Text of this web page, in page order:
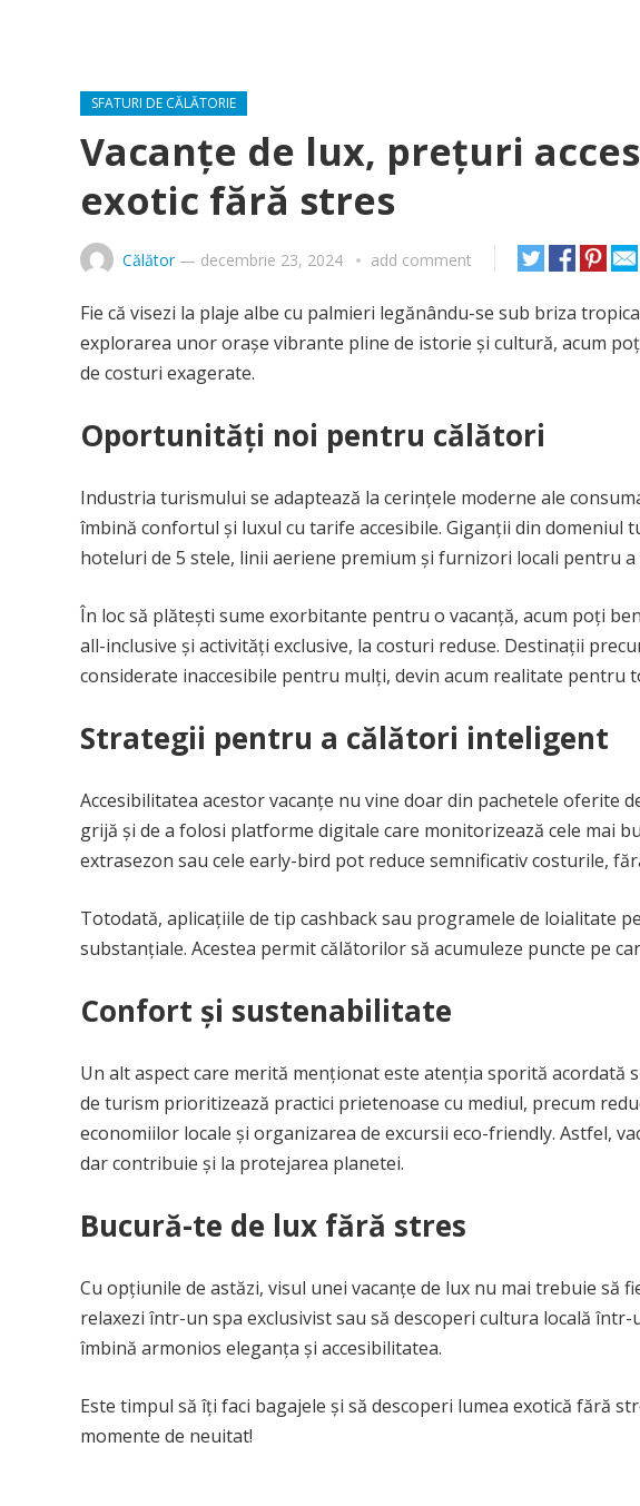
SFATURI DE CĂLĂTORIE
Vacanțe de lux, prețuri
exotic fără stres
Călător— decembrie 23, 2024 add comment
Fie că visezi la plaje albe cu palmieri legănându-se sub briza
explorarea unor orașe vibrante pline de istorie și cultură, acum
de costuri exagerate.
Oportunități noi pentru călători
Industria turismului se adaptează la cerințele moderne ale
îmbină confortul și luxul cu tarife accesibile. Giganții din domeniul
hoteluri de 5 stele, linii aeriene premium și furnizori locali pentru
În loc să plătești sume exorbitante pentru o vacanță, acum poți
all-inclusive și activități exclusive, la costuri reduse. Destinații
considerate inaccesibile pentru mulți, devin acum realitate pentru
Strategii pentru a călători inteligent
Accesibilitatea acestor vacanțe nu vine doar din pachetele oferite
grijă și de a folosi platforme digitale care monitorizează cele mai
extrasezon sau cele early-bird pot reduce semnificativ costurile,
Totodată, aplicațiile de tip cashback sau programele de loialitate
substanțiale. Acestea permit călătorilor să acumuleze puncte pe
Confort și sustenabilitate
Un alt aspect care merită menționat este atenția sporită
de turism prioritizează practici prietenoase cu mediul, precum
economiilor locale și organizarea de excursii eco-friendly. Astfel,
dar contribuie și la protejarea planetei.
Bucură-te de lux fără stres
Cu opțiunile de astăzi, visul unei vacanțe de lux nu mai trebuie să
relaxezi într-un spa exclusivist sau să descoperi cultura locală
îmbină armonios eleganța și accesibilitatea.
Este timpul să îți faci bagajele și să descoperi lumea exotică fără
momente de neuitat!